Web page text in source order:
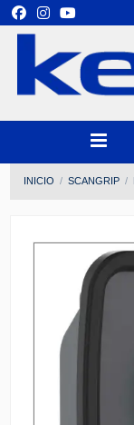
INICIO SCANGRIP